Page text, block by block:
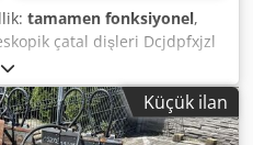
tamamen fonksiyonel,
çatal dişleri Dcjdpfxjzl
2 = 1.000 - 2.500 kg Durum:
işlevsel Teknik durum:
Kapasite 2500 kg Çatallar
Küçük ilan